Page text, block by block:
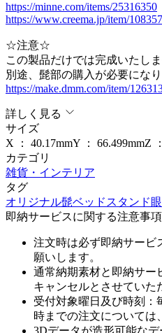
https://minne.com/items/25316350
https://www.creema.jp/item/
☆注意☆
この製品だけでは完成いたしま
別途、髭部の購入が必要になり
https://make.dmm.com/item/
詳しく見る
サイズ
X ： 40.17mmY ： 66.499mmZ ：
カテゴリ
雑貨・インテリア
タグ
オリジナル髭ベッド スタンド
即納サービスに関する注意事項
注文時は必ず即納サービ
願いします。
通常納期素材と即納サー
キャンセルとさせていた
受付対象曜日及び時刻：
時までの注文については